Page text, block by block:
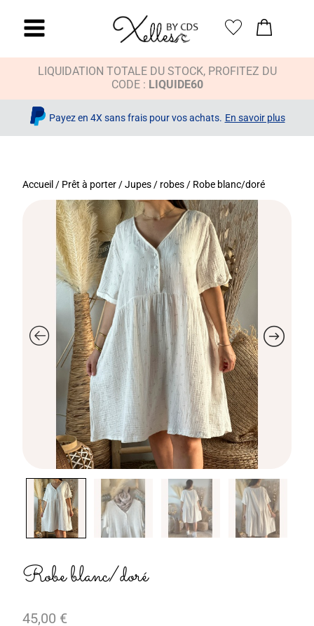
LIQUIDATION TOTALE DU STOCK, PROFITEZ DU
CODE : LIQUIDE60
Payez en 4X sans frais pour vos achats. En savoir plus
Accueil / Prêt à porter /Jupes / robes / Robe blanc/doré
Robe blanc/doré
45,00 €